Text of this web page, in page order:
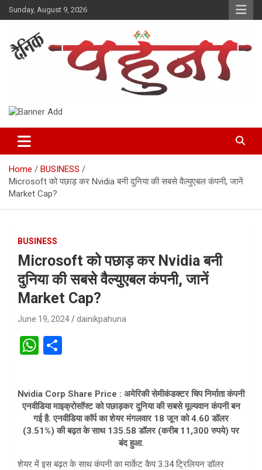
Skip
to
Sunday, August 9, 2026
Dainik Pahuna
Home
BUSINESS
Microsoft को पछाड़ कर Nvidia बनी दुनिया की सबसे वैल्युएबल कंपनी, जानें
Market Cap?
BUSINESS
Microsoft को पछाड़ कर Nvidia बनी
दुनिया की सबसे वैल्युएबल कंपनी, जानें
Market Cap?
June 19, 2024 dainikpahuna
W
s
A
p
p
e
Nvidia Corp Share Price : अमेरिकी सेमीकंडक्टर चिप निर्माता कंपनी
एनवीडिया माइक्रोसॉफ्ट को पछाड़कर दुनिया की सबसे मूल्यवान कंपनी बन
गई है. एनवीडिया कॉर्प का शेयर मंगलवार 18 जून को 4.60 डॉलर
(3.51%) की बढ़त के साथ 135.58 डॉलर (करीब 11,300 रुपये) पर
बंद हुआ.
शेयर में इस बढ़त के साथ कंपनी का मार्केट कैप 3.34 ट्रिलियन डॉलर